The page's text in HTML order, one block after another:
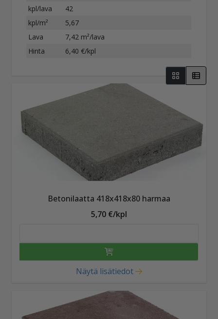
kpl/lava
42
kpl/m²
5,67
Lava
7,42 m²/lava
Hinta
6,40 €/kpl
Betonilaatta 418x418x80 harmaa
5,70 €/kpl
Näytä lisätiedot